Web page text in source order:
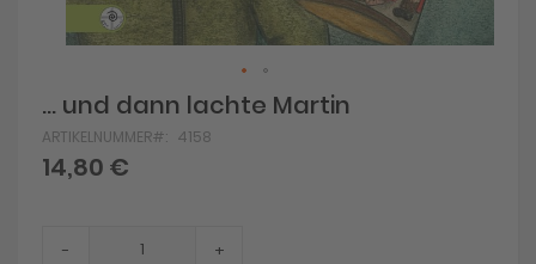
Skip
to
the
beginning
of
... und dann lachte Martin
ARTIKELNUMMER 4158
14,80 €
- +